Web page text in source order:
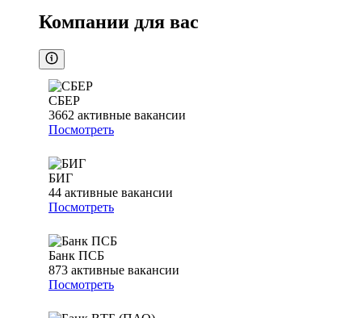
Компании для вас
СБЕР
3662 активные вакансии
Посмотреть
БИГ
44 активные вакансии
Посмотреть
Банк ПСБ
873 активные вакансии
Посмотреть